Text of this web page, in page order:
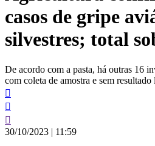
casos de gripe
silvestres; total
De acordo com a pasta, há outras 16
com coleta de amostra e sem
30/10/2023 | 11:59